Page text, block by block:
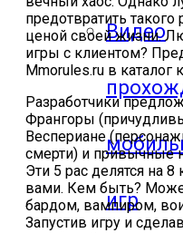
Видео
игр
предотвратить
ценой своей жизни.
игры с клиентом?
Mmorules.ru в каталог
Разработчики
Франгоры
Веспериане
смерти) и привычные
Эти 5 рас делятся на
вами. Кем быть?
бардом, вампиром,
Запустив игру и